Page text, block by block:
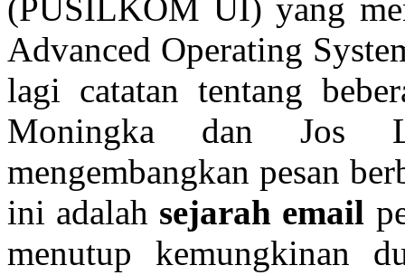
(PUSILKOM UI) yang
Advanced Operating
lagi catatan tentang
Moningka dan Jos
mengembangkan pesan
ini adalah sejarah email
menutup kemungkinan